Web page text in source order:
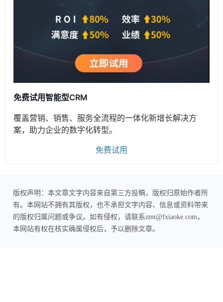
免费试用智能型CRM
覆盖营销、销售、服务全流程的一体化新增长解决方
案，助力企业的数字化转型。
免费试用
版权声明：本文章文字内容来自第三方投稿，版权归原始作者所
有。本网站不拥有其版权，也不承担文字内容、信息或资料带来
的版权归属问题或争议。如有侵权，请联系zmt@fxiaoke.com，
本网站有权在核实确属侵权后，予以删除文章。